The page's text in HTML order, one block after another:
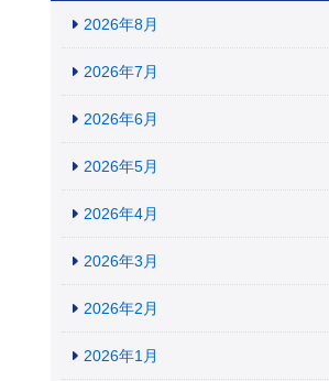
2026年8月
2026年7月
2026年6月
2026年5月
2026年4月
2026年3月
2026年2月
2026年1月